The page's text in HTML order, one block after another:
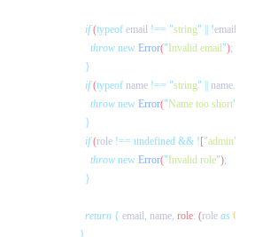
  if
(typeof email !== "string" !email
    throw
new Error("Invalid email")
  if
(typeof name !== "string" name.
    throw
new Error("Name too short"
  if
(role !== undefined && ! ["admin"
    throw
new Error("Invalid role")
  return
{ email, name, role: (role as